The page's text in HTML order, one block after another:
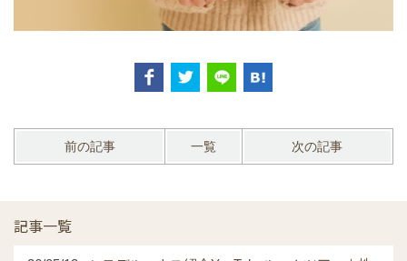
前の記事 一覧 次の記事
記事一覧